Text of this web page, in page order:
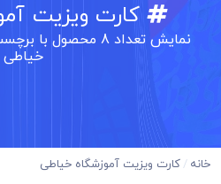
کارت ویزیت
نمایش تعداد 8 محصول با
خیاطی
خانه کارت ویزیت آموزشگاه خیاطی